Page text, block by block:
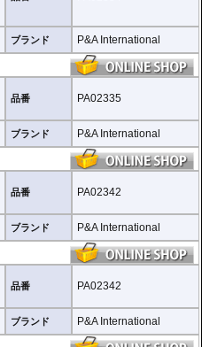
ブランド P&A International
品番 PA02335
ブランド P&A International
品番 PA02342
ブランド P&A International
品番 PA02342
ブランド P&A International